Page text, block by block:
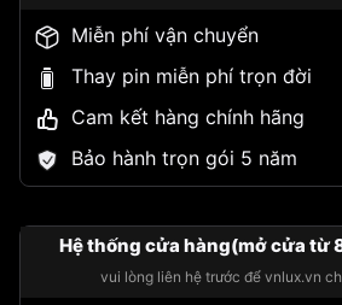
Miễn phí vận chuyển
Thay pin miễn phí trọn đời
Cam kết hàng chính hãng
Bảo hành trọn gói 5 năm
Hệ thống cửa hàng(mở cửa từ
vui lòng liên hệ trước để vnlux.vn